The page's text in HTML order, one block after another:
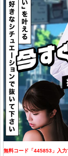
無料コード「445853」入